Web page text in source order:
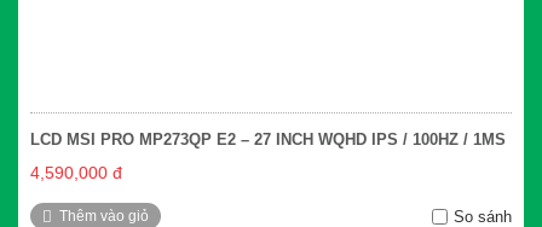
LCD MSI PRO MP273QP E2 – 27 INCH WQHD IPS / 100HZ / 1MS
4,590,000 đ
Thêm vào giỏ So sánh